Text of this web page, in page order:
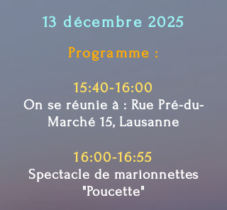
13 décembre 2025
Programme :
15:40-16:00
On se réunie à : Rue Pré-du-
Marché 15, Lausanne
16:00-16:55
Spectacle de marionnettes
"Poucette"